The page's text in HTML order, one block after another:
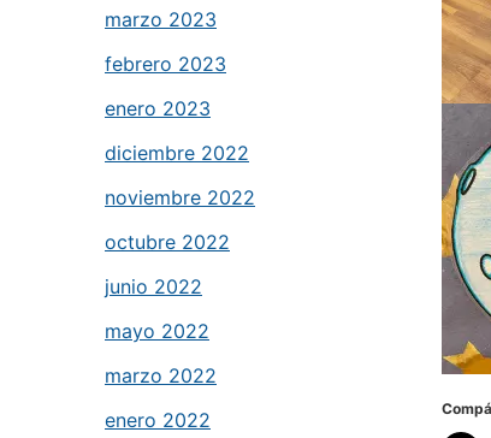
marzo 2023
febrero 2023
enero 2023
diciembre 2022
noviembre 2022
octubre 2022
junio 2022
mayo 2022
marzo 2022
enero 2022